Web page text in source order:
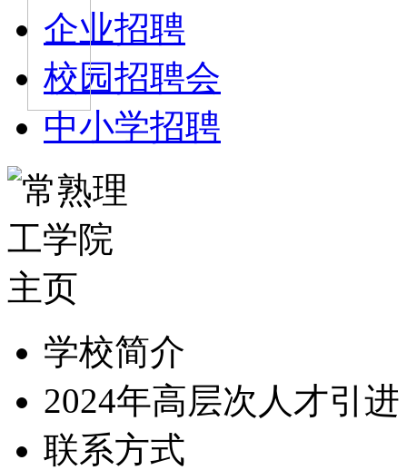
企业招聘
校园招聘会
中小学招聘
学校简介
2024年高层次人才引进
联系方式